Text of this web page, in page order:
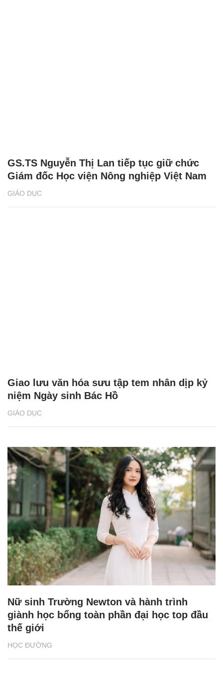
GIÁO DỤC
GS.TS Nguyễn Thị Lan tiếp tục giữ chức
Giám đốc Học viện Nông nghiệp Việt Nam
GIÁO DỤC
Giao lưu văn hóa sưu tập tem nhân dịp kỷ
niệm Ngày sinh Bác Hồ
HỌC ĐƯỜNG
Nữ sinh Trường Newton và hành trình
giành học bổng toàn phần đại học top đầu
thế giới